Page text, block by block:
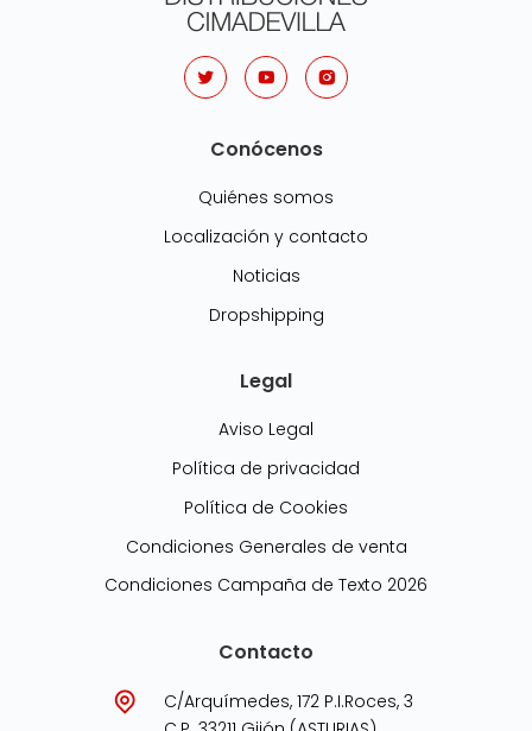
Conócenos
Quiénes somos
Localización y contacto
Noticias
Dropshipping
Legal
Aviso Legal
Política de privacidad
Política de Cookies
Condiciones Generales de venta
Condiciones Campaña de Texto 2026
Contacto
C/Arquímedes, 172 P.I.Roces, 3